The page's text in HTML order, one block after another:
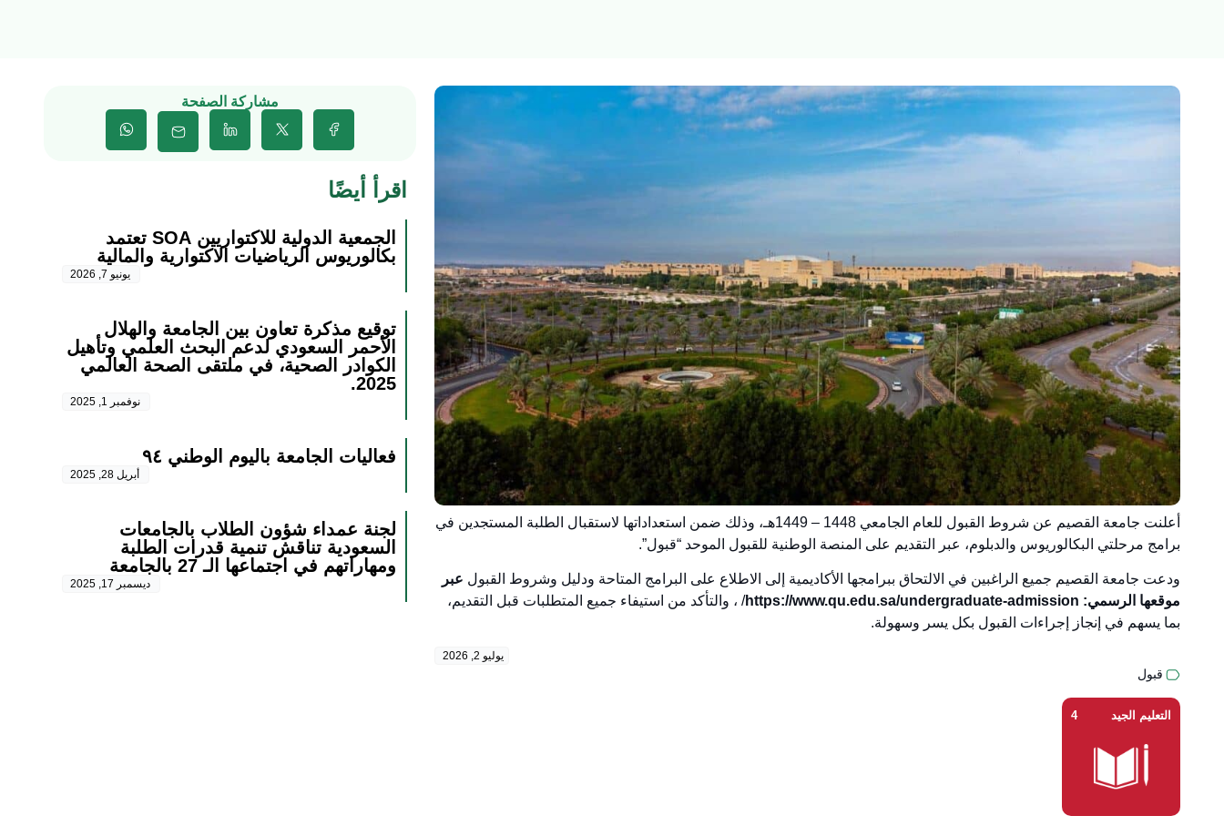
أعلنت جامعة القصيم عن شروط القبول للعام الجامعي 1448 – 1449هـ، وذلك ضمن استعداداتها لاستقبال الطلبة المستجدين في
برامج مرحلتي البكالوريوس والدبلوم، عبر التقديم على المنصة الوطنية للقبول الموحد “قبول”.
ودعت جامعة القصيم جميع الراغبين في الالتحاق ببرامجها الأكاديمية إلى الاطلاع على البرامج المتاحة ودليل وشروط القبول عبر
موقعها الرسمي: https://www.qu.edu.sa/undergraduate-admission
/ ، والتأكد من استيفاء جميع المتطلبات قبل التقديم،
بما يسهم في إنجاز إجراءات القبول بكل يسر وسهولة.
يوليو 2, 2026
قبول
التعليم الجيد 4
مشاركة الصفحة
اقرأ أيضًا
الجمعية الدولية للاكتواريين SOA تعتمد
بكالوريوس الرياضيات الاكتوارية والمالية
يونيو 7, 2026
توقيع مذكرة تعاون بين الجامعة والهلال
الأحمر السعودي لدعم البحث العلمي وتأهيل
الكوادر الصحية، في ملتقى الصحة العالمي
2025.
نوفمبر 1, 2025
فعاليات الجامعة باليوم الوطني ٩٤
أبريل 28, 2025
لجنة عمداء شؤون الطلاب بالجامعات
السعودية تناقش تنمية قدرات الطلبة
ومهاراتهم في اجتماعها الـ 27 بالجامعة
ديسمبر 17, 2025